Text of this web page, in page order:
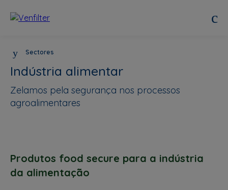
Sectores
Indústria alimentar
Zelamos pela segurança nos processos
agroalimentares
Produtos food secure para a indústria
da alimentação